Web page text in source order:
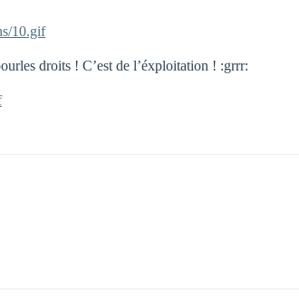
10.gif
droits ! C’est de l’éxploitation ! :grrr: